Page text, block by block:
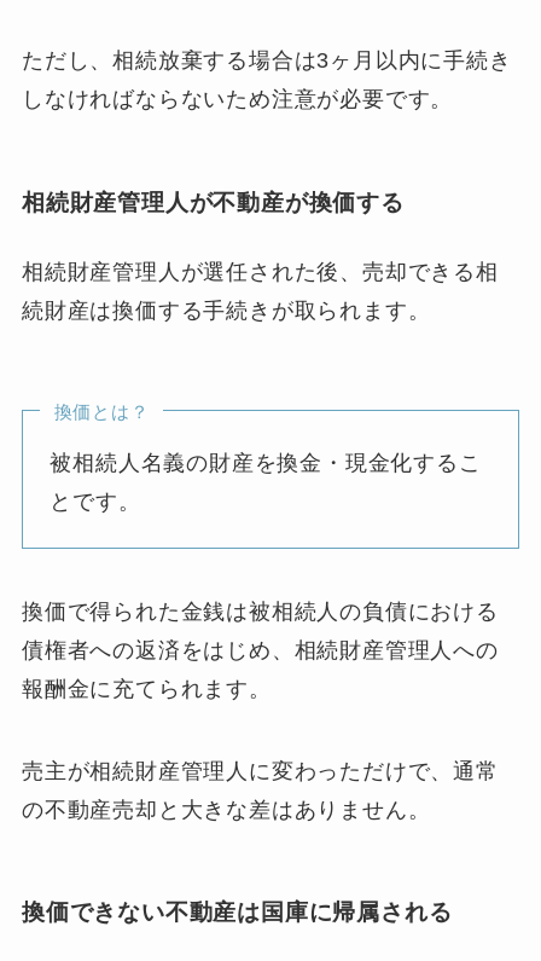
ただし、相続放棄する場合は3ヶ月以内に手続き
しなければならないため注意が必要です。
相続財産管理人が不動産が換価する
相続財産管理人が選任された後、売却できる相
続財産は換価する手続きが取られます。
換価とは？
被相続人名義の財産を換金・現金化するこ
とです。
換価で得られた金銭は被相続人の負債における
債権者への返済をはじめ、相続財産管理人への
報酬金に充てられます。
売主が相続財産管理人に変わっただけで、通常
の不動産売却と大きな差はありません。
換価できない不動産は国庫に帰属される